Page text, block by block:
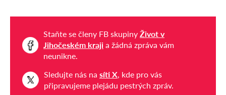
Staňte se členy FB skupiny Život v
Jihočeském kraji a žádná zpráva vám
neunikne.
Sledujte nás na síti X, kde pro vás
připravujeme plejádu pestrých zpráv.